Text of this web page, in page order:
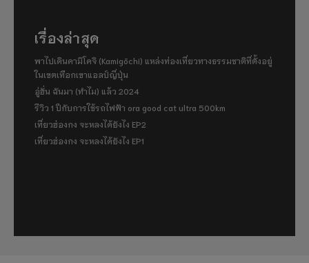
เรื่องล่าสุด
พาไปเดินคามิโคจิ (Kamigōchi) แหล่งท่องเที่ยวทางธรรมชาติที่ตั้งอยู่
ในเขตเทือกเขาแอลป์ญี่ปุ่น
อู่ฮั่น ฉันมา (ทำไม) แล้ว 2024
รีวิว 1 ปีกับการใช้รถไฟฟ้า ora good cat ultra 500km
เที่ยวฮ่องกง จะหลงได้ยังไง EP2
เที่ยวฮ่องกง จะหลงได้ยังไง EP1